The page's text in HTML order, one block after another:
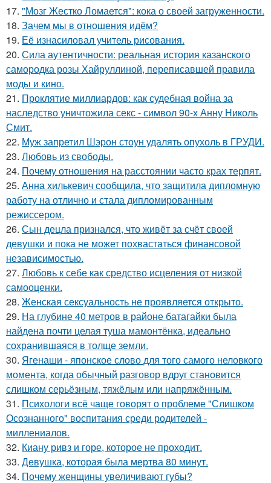
17. "Мозг Жестко Ломается": кока о своей загруженности.
18. Зачем мы в отношения идём?
19. Её изнасиловал учитель рисования.
20. Сила аутентичности: реальная история казанского
самородка розы Хайруллиной, переписавшей правила
моды и кино.
21. Проклятие миллиардов: как судебная война за
наследство уничтожила секс - символ 90-х Анну Николь
Смит.
22. Муж запретил Шэрон стоун удалять опухоль в ГРУДИ.
23. Любовь из свободы.
24. Почему отношения на расстоянии часто крах терпят.
25. Анна хилькевич сообщила, что защитила дипломную
работу на отлично и стала дипломированным
режиссером.
26. Сын децла признался, что живёт за счёт своей
девушки и пока не может похвастаться финансовой
независимостью.
27. Любовь к себе как средство исцеления от низкой
самооценки.
28. Женская сексуальность не проявляется открыто.
29. На глубине 40 метров в районе батагайки была
найдена почти целая туша мамонтёнка, идеально
сохранившаяся в толще земли.
30. Ягенаши - японское слово для того самого неловкого
момента, когда обычный разговор вдруг становится
слишком серьёзным, тяжёлым или напряжённым.
31. Психологи всё чаще говорят о проблеме "Слишком
Осознанного" воспитания среди родителей -
миллениалов.
32. Киану ривз и горе, которое не проходит.
33. Девушка, которая была мертва 80 минут.
34. Почему женщины увеличивают губы?